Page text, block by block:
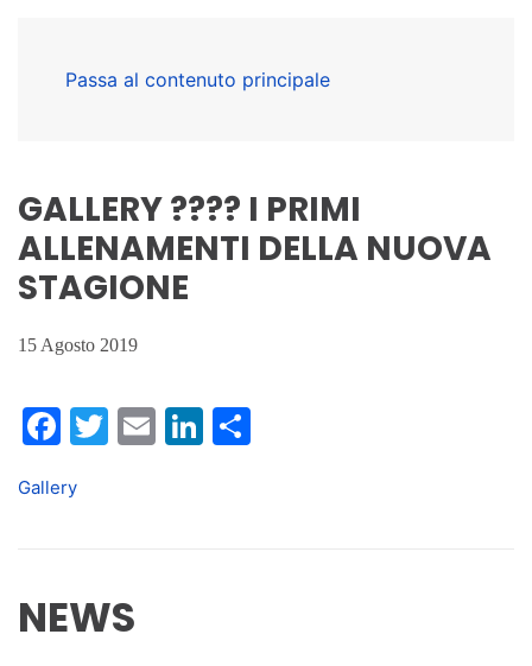
Passa al contenuto principale
GALLERY ???? I PRIMI
ALLENAMENTI DELLA NUOVA
STAGIONE
15 Agosto 2019
Facebook
Twitter
EmailLinkedIn
Gallery
NEWS